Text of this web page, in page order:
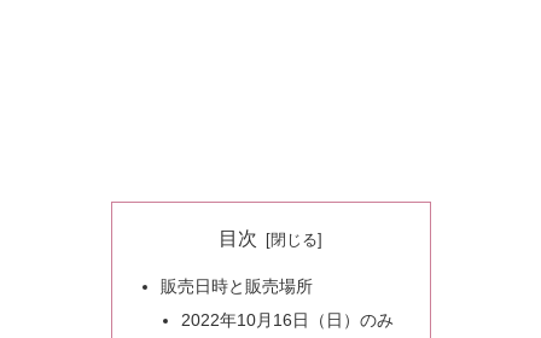
目次
販売日時と販売場所
2022年10月16日（日）のみ